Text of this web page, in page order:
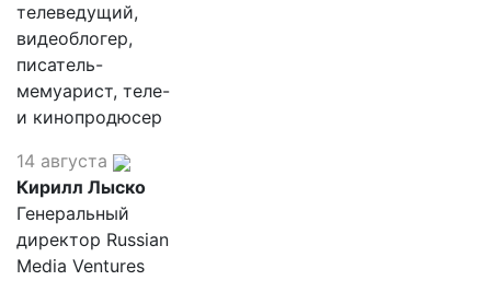
телеведущий,
видеоблогер,
писатель-
мемуарист, теле-
и кинопродюсер
14 августа
Кирилл Лыско
Генеральный
директор Russian
Media Ventures